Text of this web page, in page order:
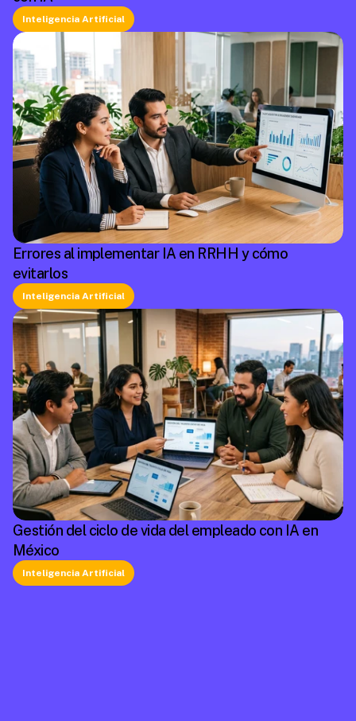
Inteligencia Artificial
Errores al implementar IA en RRHH y cómo
evitarlos
Inteligencia Artificial
Gestión del ciclo de vida del empleado con IA en
México
Inteligencia Artificial